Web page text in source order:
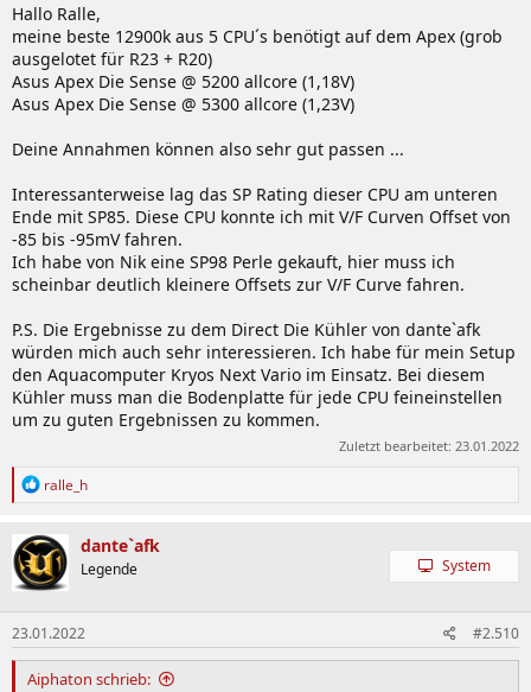
Hallo Ralle,
meine beste 12900k aus 5 CPU´s benötigt auf dem Apex (grob
ausgelotet für R23 + R20)
Asus Apex Die Sense @ 5200 allcore (1,18V)
Asus Apex Die Sense @ 5300 allcore (1,23V)
Deine Annahmen können also sehr gut passen ...
Interessanterweise lag das SP Rating dieser CPU am unteren
Ende mit SP85. Diese CPU konnte ich mit V/F Curven Offset von
-85 bis -95mV fahren.
Ich habe von Nik eine SP98 Perle gekauft, hier muss ich
scheinbar deutlich kleinere Offsets zur V/F Curve fahren.
P.S. Die Ergebnisse zu dem Direct Die Kühler von dante`afk
würden mich auch sehr interessieren. Ich habe für mein Setup
den Aquacomputer Kryos Next Vario im Einsatz. Bei diesem
Kühler muss man die Bodenplatte für jede CPU feineinstellen
um zu guten Ergebnissen zu kommen.
Zuletzt bearbeitet: 23.01.2022
R
k
t
i
o
n
e
n
:
ralle_h
dante`afk
Legende System
23.01.2022 #2.510
Aiphaton schrieb: